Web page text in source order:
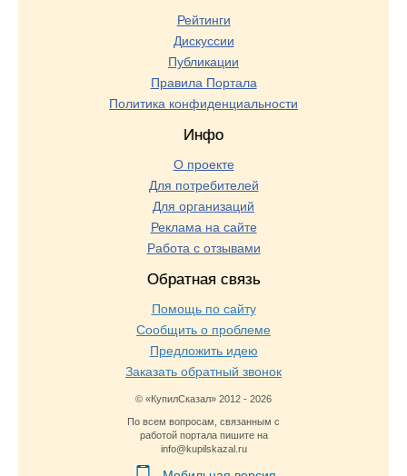
Рейтинги
Дискуссии
Публикации
Правила Портала
Политика конфиденциальности
Инфо
О проекте
Для потребителей
Для организаций
Реклама на сайте
Работа с отзывами
Обратная связь
Помощь по сайту
Сообщить о проблеме
Предложить идею
Заказать обратный звонок
© «КупилСказал» 2012 - 2026
По всем вопросам, связанным с
работой портала пишите на
info@kupilskazal.ru